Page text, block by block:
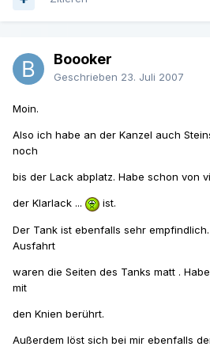
Boooker
Geschrieben 23. Juli 2007
Moin.
Also ich habe an der Kanzel auch
noch
bis der Lack abplatz. Habe schon von
der Klarlack ... ist.
Der Tank ist ebenfalls sehr
Ausfahrt
waren die Seiten des Tanks matt .
mit
den Knien berührt.
Außerdem löst sich bei mir ebenfalls